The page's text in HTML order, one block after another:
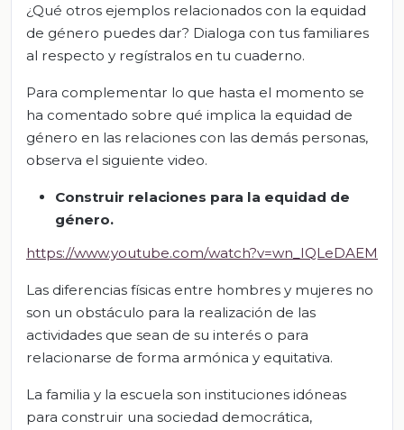
¿Qué otros ejemplos relacionados con la equidad
de género puedes dar? Dialoga con tus familiares
al respecto y regístralos en tu cuaderno.
Para complementar lo que hasta el momento se
ha comentado sobre qué implica la equidad de
género en las relaciones con las demás personas,
observa el siguiente video.
Construir relaciones para la equidad de
género.
https://www.youtube.com/watch?v=wn_IQLeDAEM
Las diferencias físicas entre hombres y mujeres no
son un obstáculo para la realización de las
actividades que sean de su interés o para
relacionarse de forma armónica y equitativa.
La familia y la escuela son instituciones idóneas
para construir una sociedad democrática,